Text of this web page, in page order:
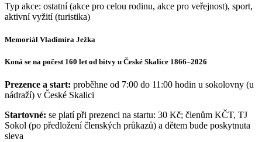
Typ akce: ostatní (akce pro celou rodinu, akce pro veřejnost), sport,
aktivní vyžití (turistika)
Memoriál Vladimíra Ježka
Koná se na počest 160 let od bitvy u České Skalice 1866–2026
Prezence a start: proběhne od 7:00 do 11:00 hodin u sokolovny (u
nádraží) v České Skalici
Startovné: se platí při prezenci na startu: 30 Kč; členům KČT, TJ
Sokol (po předložení členských průkazů) a dětem bude poskytnuta
sleva